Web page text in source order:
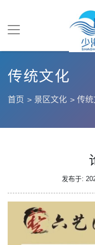
传统文化
首页 景区文化 传
发布于: